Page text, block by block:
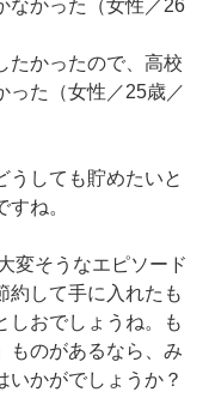
なかった（女性／26
たかったので、高校
った（女性／25歳／
うしても貯めたいと
ね。
変そうなエピソード
約して手に入れたも
しおでしょうね。も
ものがあるなら、み
いかがでしょうか？